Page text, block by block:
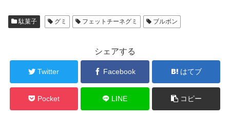
駄菓子 グミ フェットチーネグミ ブルボン
シェアする
Twitter Facebook はてブ
Pocket LINE コピー